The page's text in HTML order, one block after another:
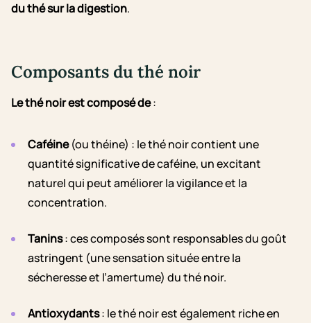
du thé sur la digestion.
Composants du thé noir
Le thé noir est composé de:
Caféine(ou théine) : le thé noir contient une
quantité significative de caféine, un excitant
naturel qui peut améliorer la vigilance et la
concentration.
Tanins: ces composés sont responsables du goût
astringent (une sensation située entre la
sécheresse et l’amertume) du thé noir.
Antioxydants: le thé noir est également riche en